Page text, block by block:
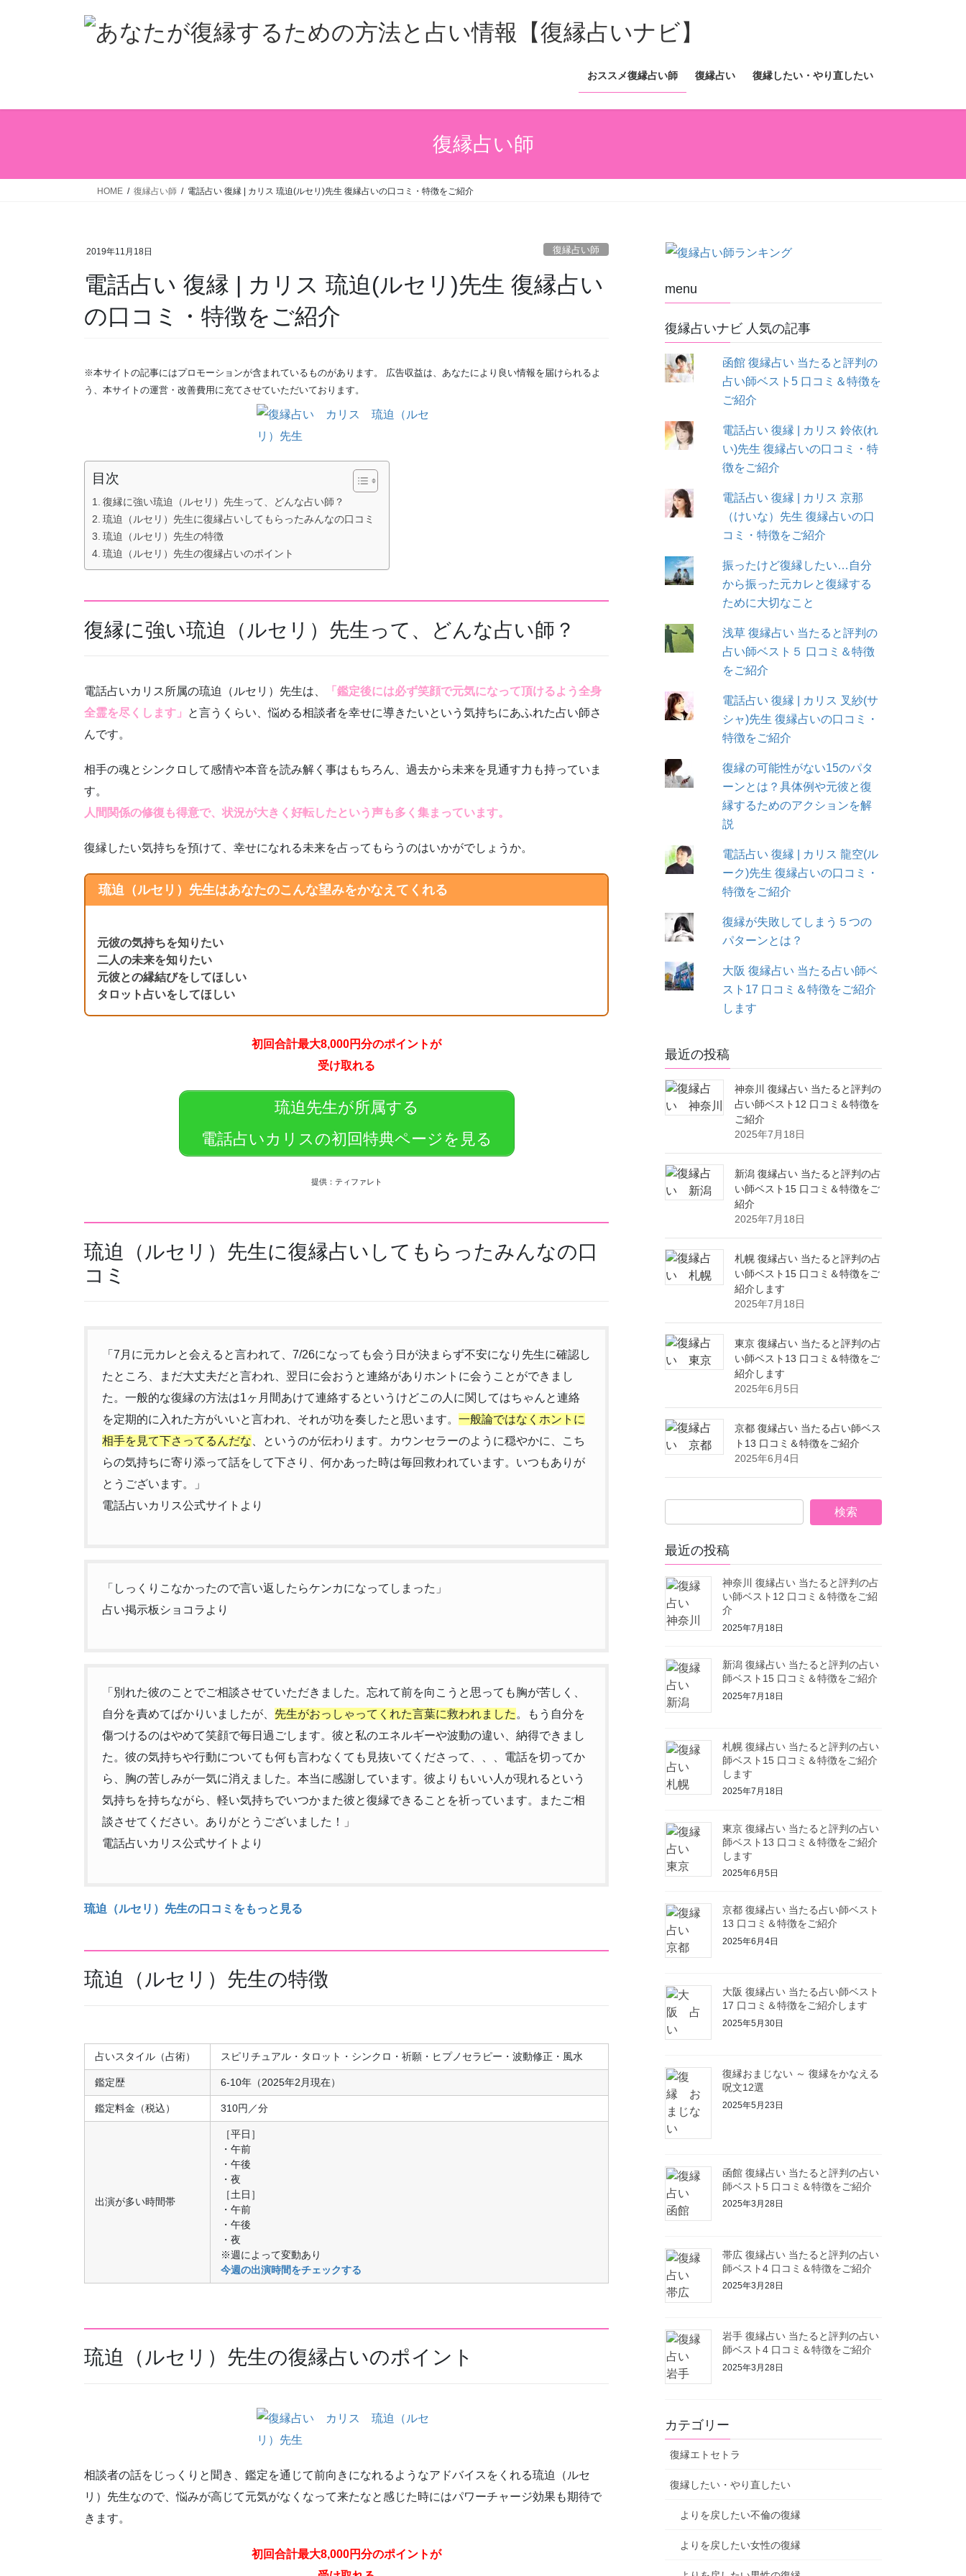
ス
ン
おススメ復縁占い師 復縁占い 復縁したい・やり直したい
復縁占い師
HOME 復縁占い師 電話占い 復縁 | カリス 琉迫(ルセリ)先生 復縁占いの口コミ・特徴をご紹介
2019年11月18日 復縁占い師
電話占い 復縁 | カリス 琉迫(ルセリ)先生 復縁占い
の口コミ・特徴をご紹介
※本サイトの記事にはプロモーションが含まれているものがあります。 広告収益は、あなたにより良い情報を届けられるよ
う、本サイトの運営・改善費用に充てさせていただいております。
目次
復縁に強い琉迫（ルセリ）先生って、どんな占い師？
琉迫（ルセリ）先生に復縁占いしてもらったみんなの口コミ
琉迫（ルセリ）先生の特徴
琉迫（ルセリ）先生の復縁占いのポイント
復縁に強い琉迫（ルセリ）先生って、どんな占い師？
電話占いカリス所属の琉迫（ルセリ）先生は、
「鑑定後には必ず笑顔で元気になって頂けるよう全身
全霊を尽くします」
と言うくらい、悩める相談者を幸せに導きたいという気持ちにあふれた占い師さ
んです。
相手の魂とシンクロして感情や本音を読み解く事はもちろん、過去から未来を見通す力も持っていま
す。
人間関係の修復も得意で、状況が大きく好転したという声も多く集まっています。
復縁したい気持ちを預けて、幸せになれる未来を占ってもらうのはいかがでしょうか。
琉迫（ルセリ）先生はあなたのこんな望みをかなえてくれる
元彼の気持ちを知りたい
二人の未来を知りたい
元彼との縁結びをしてほしい
タロット占いをしてほしい
初回合計最大8,000円分のポイントが
受け取れる
琉迫先生が所属する
電話占いカリスの初回特典ページを見る
提供：ティファレト
琉迫（ルセリ）先生に復縁占いしてもらったみんなの口
コミ
「7月に元カレと会えると言われて、7/26になっても会う日が決まらず不安になり先生に確認し
たところ、まだ大丈夫だと言われ、翌日に会おうと連絡がありホントに会うことができまし
た。一般的な復縁の方法は1ヶ月間あけて連絡するというけどこの人に関してはちゃんと連絡
を定期的に入れた方がいいと言われ、それが功を奏したと思います。 一般論ではなくホントに
相手を見て下さってるんだな 、というのが伝わります。カウンセラーのように穏やかに、こち
らの気持ちに寄り添って話をして下さり、何かあった時は毎回救われています。いつもありが
とうございます。」
電話占いカリス公式サイトより
「しっくりこなかったので言い返したらケンカになってしまった」
占い掲示板ショコラより
「別れた彼のことでご相談させていただきました。忘れて前を向こうと思っても胸が苦しく、
自分を責めてばかりいましたが、 先生がおっしゃってくれた言葉に救われました。もう自分を
傷つけるのはやめて笑顔で毎日過ごします。彼と私のエネルギーや波動の違い、納得できまし
た。彼の気持ちや行動についても何も言わなくても見抜いてくださって、、、電話を切ってか
ら、胸の苦しみが一気に消えました。本当に感謝しています。彼よりもいい人が現れるという
気持ちを持ちながら、軽い気持ちでいつかまた彼と復縁できることを祈っています。またご相
談させてください。ありがとうございました！」
電話占いカリス公式サイトより
琉迫（ルセリ）先生の口コミをもっと見る
琉迫（ルセリ）先生の特徴
占いスタイル（占術） スピリチュアル・タロット・シンクロ・祈願・ヒプノセラピー・波動修正・風水
鑑定歴 6-10年（2025年2月現在）
鑑定料金（税込） 310円／分
出演が多い時間帯
［平日］
・午前
・午後
・夜
［土日］
・午前
・午後
・夜
※週によって変動あり
今週の出演時間をチェックする
琉迫（ルセリ）先生の復縁占いのポイント
相談者の話をじっくりと聞き、鑑定を通じて前向きになれるようなアドバイスをくれる琉迫（ルセ
リ）先生なので、悩みが高じて元気がなくなって来たなと感じた時にはパワーチャージ効果も期待で
きます。
初回合計最大8,000円分のポイントが
menu
復縁占いナビ 人気の記事
函館 復縁占い 当たると評判の
占い師ベスト5 口コミ＆特徴を
ご紹介
電話占い 復縁 | カリス 鈴依(れ
い)先生 復縁占いの口コミ・特
徴をご紹介
電話占い 復縁 | カリス 京那
（けいな）先生 復縁占いの口
コミ・特徴をご紹介
振ったけど復縁したい…自分
から振った元カレと復縁する
ために大切なこと
浅草 復縁占い 当たると評判の
占い師ベスト５ 口コミ＆特徴
をご紹介
電話占い 復縁 | カリス 叉紗(サ
シャ)先生 復縁占いの口コミ・
特徴をご紹介
復縁の可能性がない15のパタ
ーンとは？具体例や元彼と復
縁するためのアクションを解
説
電話占い 復縁 | カリス 龍空(ル
ーク)先生 復縁占いの口コミ・
特徴をご紹介
復縁が失敗してしまう５つの
パターンとは？
大阪 復縁占い 当たる占い師ベ
スト17 口コミ＆特徴をご紹介
します
最近の投稿
神奈川 復縁占い 当たると評判の
占い師ベスト12 口コミ＆特徴を
ご紹介
2025年7月18日
新潟 復縁占い 当たると評判の占
い師ベスト15 口コミ＆特徴をご
紹介
2025年7月18日
札幌 復縁占い 当たると評判の占
い師ベスト15 口コミ＆特徴をご
紹介します
2025年7月18日
東京 復縁占い 当たると評判の占
い師ベスト13 口コミ＆特徴をご
紹介します
2025年6月5日
京都 復縁占い 当たる占い師ベス
ト13 口コミ＆特徴をご紹介
2025年6月4日
最近の投稿
神奈川 復縁占い 当たると評判の占
い師ベスト12 口コミ＆特徴をご紹
介
2025年7月18日
新潟 復縁占い 当たると評判の占い
師ベスト15 口コミ＆特徴をご紹介
2025年7月18日
札幌 復縁占い 当たると評判の占い
師ベスト15 口コミ＆特徴をご紹介
します
2025年7月18日
東京 復縁占い 当たると評判の占い
師ベスト13 口コミ＆特徴をご紹介
します
2025年6月5日
京都 復縁占い 当たる占い師ベスト
13 口コミ＆特徴をご紹介
2025年6月4日
大阪 復縁占い 当たる占い師ベスト
17 口コミ＆特徴をご紹介します
2025年5月30日
復縁おまじない ～ 復縁をかなえる
呪文12選
2025年5月23日
函館 復縁占い 当たると評判の占い
師ベスト5 口コミ＆特徴をご紹介
2025年3月28日
帯広 復縁占い 当たると評判の占い
師ベスト4 口コミ＆特徴をご紹介
2025年3月28日
岩手 復縁占い 当たると評判の占い
師ベスト4 口コミ＆特徴をご紹介
2025年3月28日
カテゴリー
復縁エトセトラ
復縁したい・やり直したい
よりを戻したい不倫の復縁
よりを戻したい女性の復縁